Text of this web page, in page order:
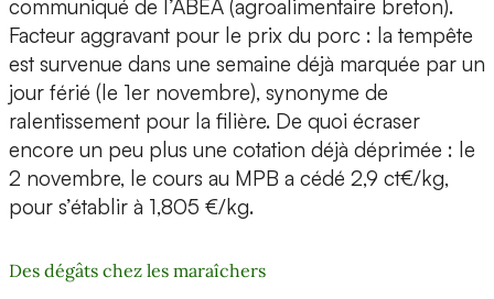
communiqué de l’ABEA (agroalimentaire breton).
Facteur aggravant pour le prix du porc : la tempête
est survenue dans une semaine déjà marquée par un
jour férié (le 1er novembre), synonyme de
ralentissement pour la filière. De quoi écraser
encore un peu plus une cotation déjà déprimée : le
2 novembre, le cours au MPB a cédé 2,9 ct€/kg,
pour s’établir à 1,805 €/kg.
Des dégâts chez les maraîchers